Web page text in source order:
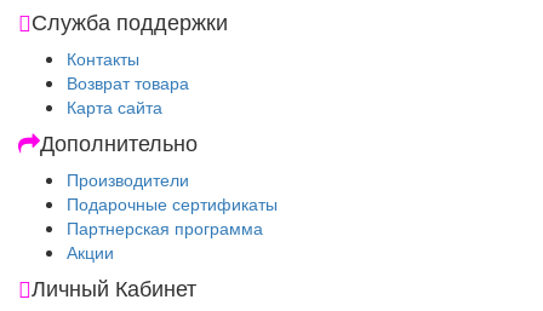
Служба поддержки
Контакты
Возврат товара
Карта сайта
Дополнительно
Производители
Подарочные сертификаты
Партнерская программа
Акции
Личный Кабинет